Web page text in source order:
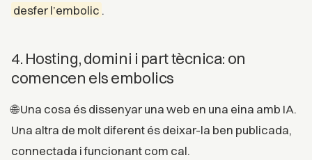
desfer l’embolic .
4. Hosting, domini i part tècnica: on
comencen els embolics
🌐 Una cosa és dissenyar una web en una eina amb IA.
Una altra de molt diferent és deixar-la ben publicada,
connectada i funcionant com cal.